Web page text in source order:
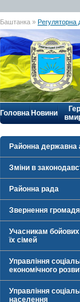
Баштанка » Регуляторна
Головна Новини
Районна державна
Зміни в
Районна рада
Звернення
Учасникам
їх сімей
Управління
економічного
Управління
населення